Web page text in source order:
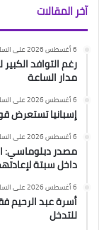
آخر المقالات
6 أغسطس 2026 على الساعة 11:34 مساءً
رغم التوافد
مدار الساعة
6 أغسطس 2026 على الساعة 10:03 مساءً
إسبانيا تستعرض
6 أغسطس 2026 على الساعة 8:37 مساءً
مصدر دبلوماسي:
داخل سبتة
6 أغسطس 2026 على الساعة 6:46 مساءً
أسرة عبد الرحيم
للتدخل